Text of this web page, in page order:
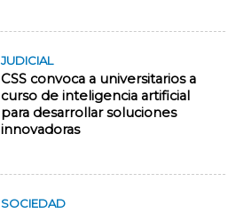
JUDICIAL
CSS convoca a universitarios a
curso de inteligencia artificial
para desarrollar soluciones
innovadoras
SOCIEDAD